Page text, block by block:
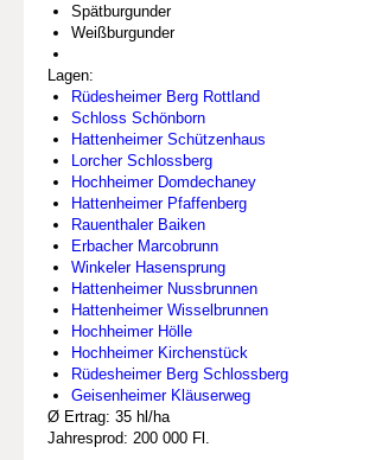
Spätburgunder
Weißburgunder
Lagen:
Rüdesheimer Berg Rottland
Schloss Schönborn
Hattenheimer Schützenhaus
Lorcher Schlossberg
Hochheimer Domdechaney
Hattenheimer Pfaffenberg
Rauenthaler Baiken
Erbacher Marcobrunn
Winkeler Hasensprung
Hattenheimer Nussbrunnen
Hattenheimer Wisselbrunnen
Hochheimer Hölle
Hochheimer Kirchenstück
Rüdesheimer Berg Schlossberg
Geisenheimer Kläuserweg
Ø Ertrag: 35 hl/ha
Jahresprod: 200 000 Fl.